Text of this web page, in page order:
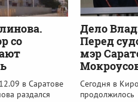
со
в Саратове
раздался
Дело
Перед
мэр
Сегодня в
продолжилось